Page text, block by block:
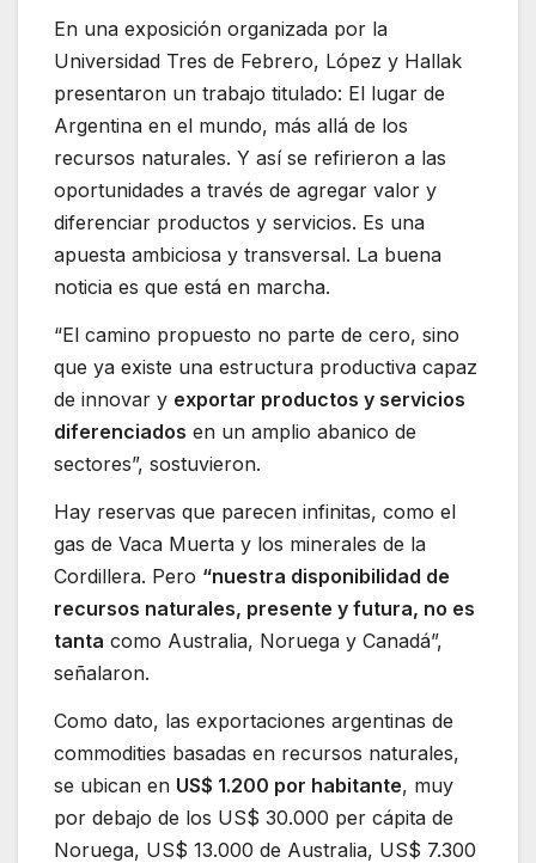
En una exposición organizada por la
Universidad Tres de Febrero, López y Hallak
presentaron un trabajo titulado: El lugar de
Argentina en el mundo, más allá de los
recursos naturales. Y así se refirieron a las
oportunidades a través de agregar valor y
diferenciar productos y servicios. Es una
apuesta ambiciosa y transversal. La buena
noticia es que está en marcha.
“El camino propuesto no parte de cero, sino
que ya existe una estructura productiva capaz
de innovar y exportar productos y servicios
diferenciados en un amplio abanico de
sectores”, sostuvieron.
Hay reservas que parecen infinitas, como el
gas de Vaca Muerta y los minerales de la
Cordillera. Pero “nuestra disponibilidad de
recursos naturales, presente y futura, no es
tanta como Australia, Noruega y Canadá”,
señalaron.
Como dato, las exportaciones argentinas de
commodities basadas en recursos naturales,
se ubican en US$ 1.200 por habitante, muy
por debajo de los US$ 30.000 per cápita de
Noruega, US$ 13.000 de Australia, US$ 7.300